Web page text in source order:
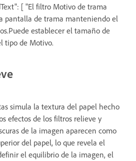
[ "El filtro Motivo de trama
pantalla de trama manteniendo el
establecer el tamaño de
tipo de Motivo.
simula la textura del papel hecho
efectos de los filtros relieve y
de la imagen aparecen como
del papel, lo que revela el
el equilibrio de la imagen, el